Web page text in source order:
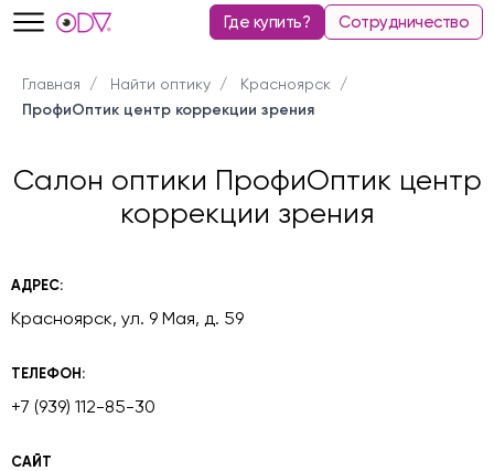
Где купить? Сотрудничество
Главная Найти оптику Красноярск
ПрофиОптик центр коррекции зрения
Салон оптики ПрофиОптик центр
коррекции зрения
АДРЕС:
Красноярск, ул. 9 Мая, д. 59
ТЕЛЕФОН:
+7 (939) 112-85-30
САЙТ